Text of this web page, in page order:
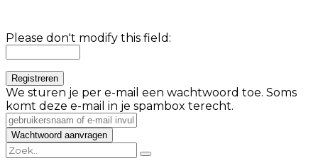
Please don't modify this field:
We sturen je per e-mail een wachtwoord toe. Soms
komt deze e-mail in je spambox terecht.